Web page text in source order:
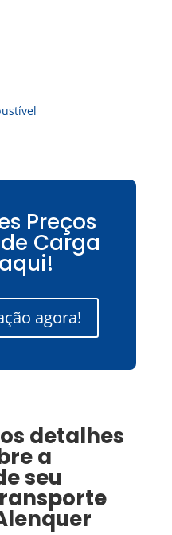
Preços
Carga
agora!
detalhes
a
seu